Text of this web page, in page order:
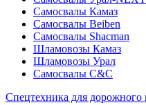
Самосвалы Камаз
Самосвалы Beiben
Самосвалы Shacman
Шламовозы Камаз
Шламовозы Урал
Самосвалы C&C
Спецтехника для дорожного